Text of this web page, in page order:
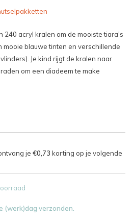
240 acryl kralen om de mooiste tiara's
mooie blauwe tinten en verschillende
Je kind rijgt de kralen naar
om een diadeem te make
je €0,73 korting op je volgende
(werk)dag verzonden.